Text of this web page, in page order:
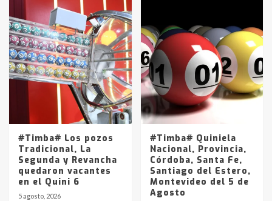
#Timba# Los pozos
Tradicional, La
Segunda y Revancha
quedaron vacantes
en el Quini 6
5 agosto, 2026
#Timba# Quiniela
Nacional, Provincia,
Córdoba, Santa Fe,
Santiago del Estero,
Montevideo del 5 de
Agosto